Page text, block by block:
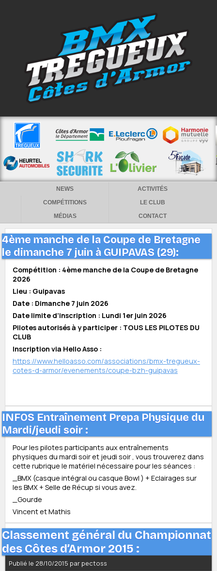
NEWS
ACTIVITÉS
COMPÉTITIONS
LE CLUB
MÉDIAS
CONTACT
4ème manche de la Coupe de Bretagne
le dimanche 7 juin à GUIPAVAS (29):
Compétition : 4ème manche de la Coupe de Bretagne
2026
Lieu : Guipavas
Date : Dimanche 7 juin 2026
Date limite d’inscription : Lundi 1er juin 2026
Pilotes autorisés à y participer : TOUS LES PILOTES DU
CLUB
Inscription via Hello Asso :
https://www.helloasso.com/associations/bmx-tregueux-
cotes-d-armor/evenements/coupe-bzh-guipavas
INFOS Entraînement Prepa Physique du
Mardi/jeudi soir :
Pour les pilotes participants aux entraînements
physiques du mardi soir et jeudi soir , vous trouverez dans
cette rubrique le matériel nécessaire pour les séances :
_BMX (casque intégral ou casque Bowl ) + Eclairages sur
les BMX + Selle de Récup si vous avez.
_Gourde
Vincent et Mathis
Classement général du Championnat
des Côtes d’Armor 2015 :
Publié le 28/10/2015 par pectoss